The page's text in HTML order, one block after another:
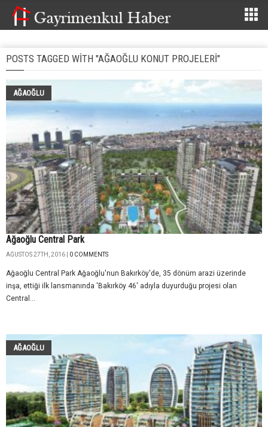
POSTS TAGGED WITH "AĞAOĞLU KONUT PROJELERI"
AĞAOĞLU
Ağaoğlu Central Park
AĞUSTOS 27TH, 2016 | 0 COMMENTS
Ağaoğlu Central Park Ağaoğlu'nun Bakırköy'de, 35 dönüm arazi üzerinde
inşa, ettiği ilk lansmanında 'Bakırköy 46' adıyla duyurduğu projesi olan
Central...
AĞAOĞLU